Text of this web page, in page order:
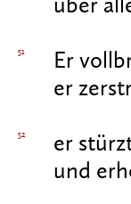
über
51
Er
er
52
er
und